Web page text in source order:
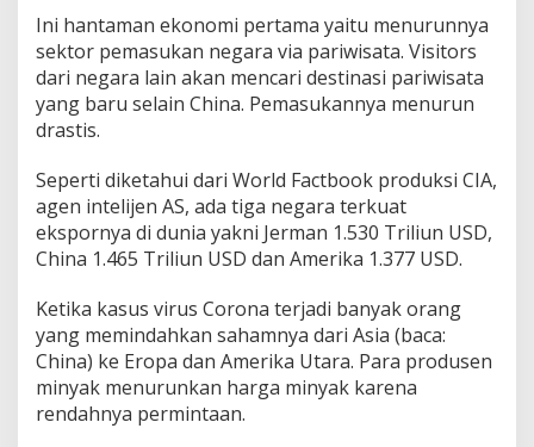
Ini hantaman ekonomi pertama yaitu menurunnya
sektor pemasukan negara via pariwisata. Visitors
dari negara lain akan mencari destinasi pariwisata
yang baru selain China. Pemasukannya menurun
drastis.
Seperti diketahui dari World Factbook produksi CIA,
agen intelijen AS, ada tiga negara terkuat
ekspornya di dunia yakni Jerman 1.530 Triliun USD,
China 1.465 Triliun USD dan Amerika 1.377 USD.
Ketika kasus virus Corona terjadi banyak orang
yang memindahkan sahamnya dari Asia (baca:
China) ke Eropa dan Amerika Utara. Para produsen
minyak menurunkan harga minyak karena
rendahnya permintaan.